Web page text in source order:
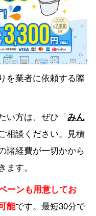
を業者に依頼する際
い方は、ぜひ「みん
相談ください。見積
諸経費が一切かから
す。
ーンも用意してお
能です。最短30分で